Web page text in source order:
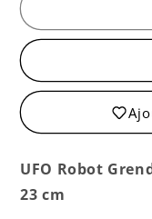
UFO Robot
23 cm